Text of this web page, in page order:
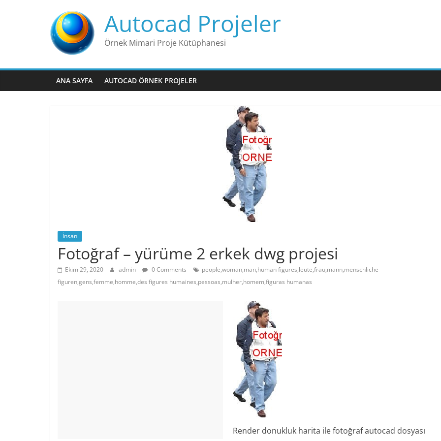
Autocad Projeler
Örnek Mimari Proje Kütüphanesi
ANA SAYFA AUTOCAD ÖRNEK PROJELER
İnsan
Fotoğraf – yürüme 2 erkek dwg projesi
Ekim 29, 2020 admin 0 Comments
people,woman,man,human figures,leute,frau,mann,menschliche
figuren,gens,femme,homme,des figures humaines,pessoas,mulher,homem,figuras humanas
Render donukluk harita ile fotoğraf autocad dosyası